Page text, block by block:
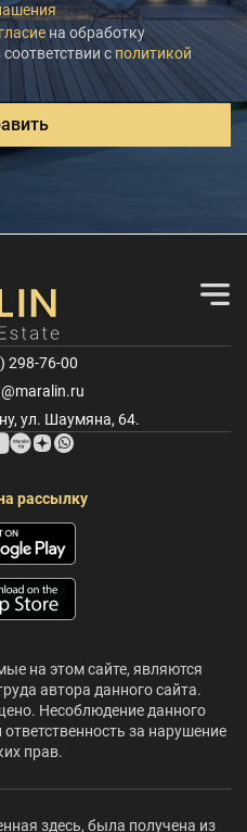
на обработку
сполитикой
298-76-00
ул. Шаумяна, 64.
рассылку
на этом сайте, являются
автора данного сайта.
Несоблюдение данного
за нарушение
прав.
здесь, была получена из